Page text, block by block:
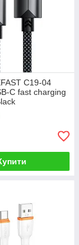
C19-04
C fast charging